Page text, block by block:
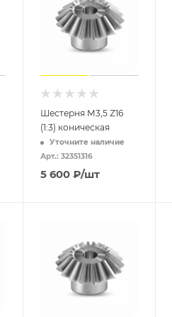
Шестерня M3,5 Z16
(1:3) коническая
Уточните наличие
Арт.: 32351316
5 600 ₽/шт